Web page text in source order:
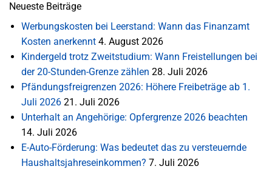
Neueste Beiträge
Werbungskosten bei Leerstand: Wann das Finanzamt
Kosten anerkennt 4. August 2026
Kindergeld trotz Zweitstudium: Wann Freistellungen bei
der 20-Stunden-Grenze zählen 28. Juli 2026
Pfändungsfreigrenzen 2026: Höhere Freibeträge ab 1.
Juli 2026 21. Juli 2026
Unterhalt an Angehörige: Opfergrenze 2026 beachten
14. Juli 2026
E-Auto-Förderung: Was bedeutet das zu versteuernde
Haushaltsjahreseinkommen? 7. Juli 2026